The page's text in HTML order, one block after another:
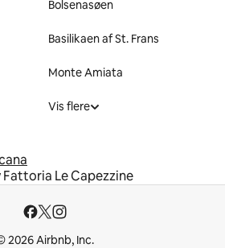
Bolsenasøen
Basilikaen af St. Frans
Monte Amiata
Vis flere
Le Capezzine
2026 Airbnb, Inc.